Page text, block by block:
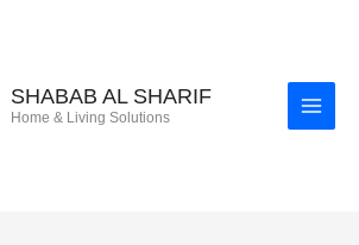
SHABAB AL SHARIF
Home & Living Solutions